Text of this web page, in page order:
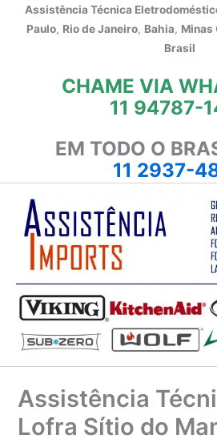
Assistência Técnica
Paulo, Rio de Janeiro, Bahia, Minas
Brasil
CHAME VIA
11 94787-
EM TODO O
11 2937-
Assistência
Lofra Sítio do